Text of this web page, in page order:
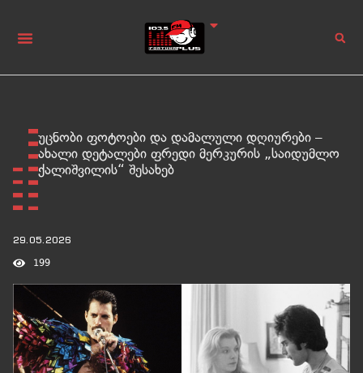
უცნობი ფოტოები და დამალული დღიურები –
ახალი დეტალები ფრედი მერკურის „საიდუმლო
ქალიშვილის“ შესახებ
29.05.2026
199